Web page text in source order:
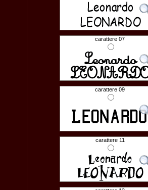
carattere 07
carattere 09
carattere 11